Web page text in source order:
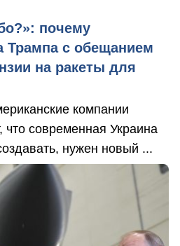
почему
Трампа с обещанием
на ракеты для
компании
что современная Украина
нужен новый ...